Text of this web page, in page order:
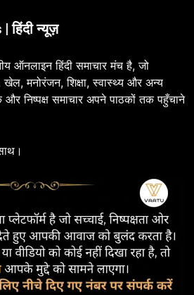
न्यूज़
ऑनलाइन हिंदी समाचार मंच है, जो
खेल, मनोरंजन, शिक्षा, स्वास्थ्य और अन्य
निष्पक्ष समाचार अपने पाठकों तक पहुँचाने